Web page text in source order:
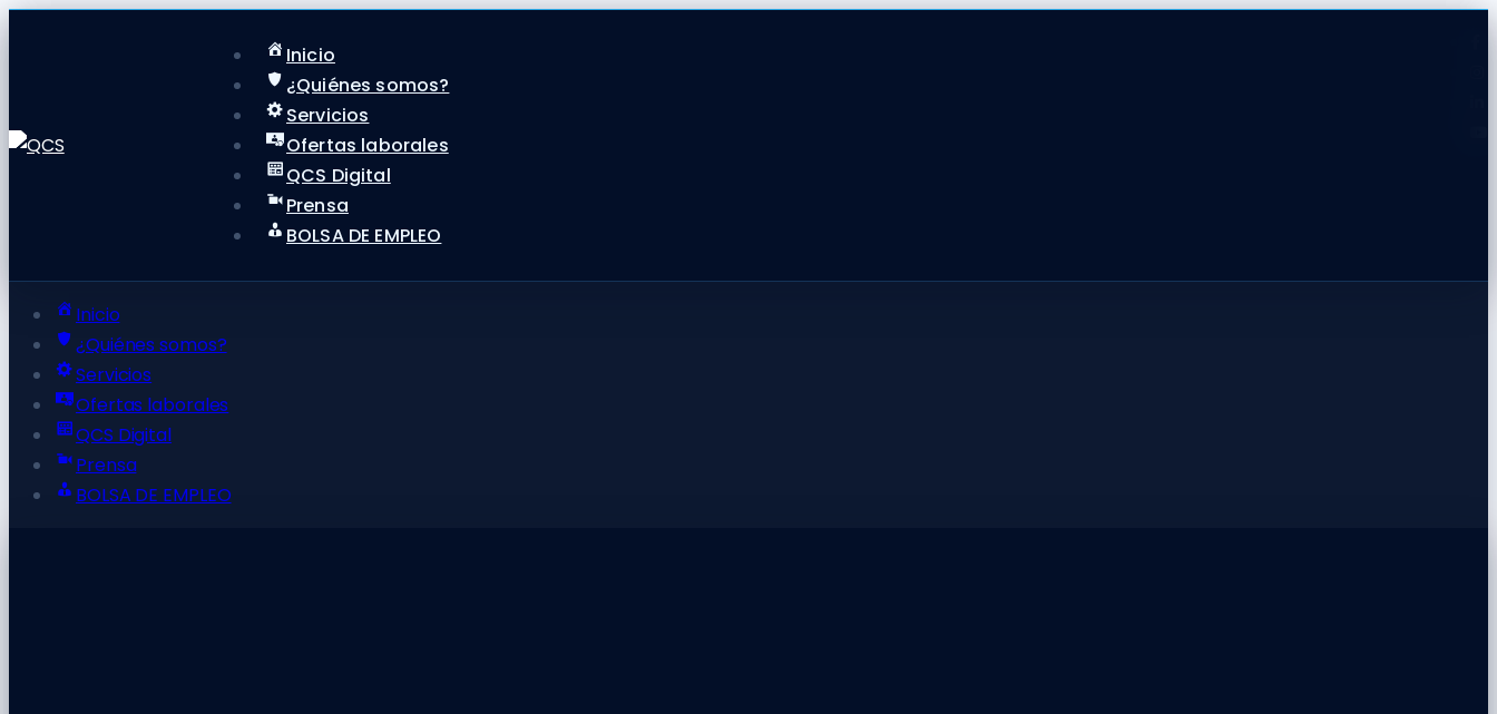
Inicio
¿Quiénes somos?
Servicios
Ofertas laborales
QCS Digital
Prensa
BOLSA DE EMPLEO
Inicio
¿Quiénes somos?
Servicios
Ofertas laborales
QCS Digital
Prensa
BOLSA DE EMPLEO